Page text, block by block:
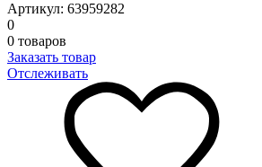
Артикул: 63959282
0
0 товаров
Заказать товар
Отслеживать